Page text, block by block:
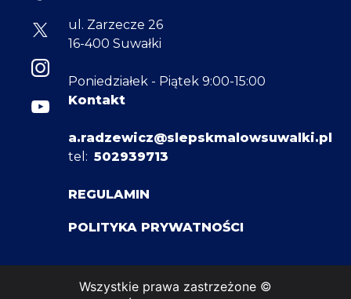
ul. Zarzecze 26
16-400 Suwałki
Poniedziałek - Piątek 9:00-15:00
Kontakt
a.radzewicz@slepskmalowsuwalki.pl
tel: 502939713
REGULAMIN
POLITYKA PRYWATNOŚCI
Wszystkie prawa zastrzeżone ©